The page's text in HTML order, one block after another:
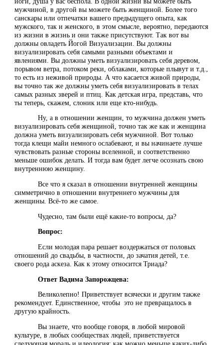
мужчиной, в другой вы можете быть женщиной. Более того
санскары или отпечатки вашего предыдущего опыта, как
мужского, так и женского, в этом смысле, вероятно, передаются
из жизни в жизнь и они также присутствуют. Так вот вы
должны овладеть Йогой Визуализации. Вы должны
визуализировать себя самыми разными объектами и
явлениями. Вы должны уметь визуализировать себя деревом,
порывом ветра, потоком реки, облаками, которые плывут и т.д.,
то есть из неживой природы. А что касается живой природы,
вы точно так же должны уметь себя визуализировать в телах
самых разных зверей и птиц. Как детская игра, представь, что
ты теперь, скажем, слоник или еще кто-нибудь.
Ну, а в отношении женщин, то мужчина должен уметь
визуализировать себя женщиной, точно так же как и женщина
должна уметь визуализировать себя мужчиной. Вот только
тогда клещи майи немного ослабевают, и вы начинаете лучше
чувствовать разные стороны вселенной, и соответственно
меньше ошибок делать. И тогда вам будет легче осознать свою
внутреннюю женщину.
Все что я сказал в отношении внутренней женщины
симметрично в отношении внутреннего мужчины для
женщины. Всё-то же самое.
Чудесно, там были ещё какие-то вопросы, да?
Вопрос:
Если молодая пара решает воздержаться от половых
отношений до свадьбы, в частности, до зачатия детей, т.е.
своего рода аскеза. Как к этому относится Триада?
Ответ Вадима Запорожцева:
Великолепно! Приветствует всячески и другим также
рекомендует. Единственное, чтобы это не превращалось в
другую крайность.
Вы знаете, что вообще говоря, в любой мировой
культуре, в любых сообществах людей, приветствуется